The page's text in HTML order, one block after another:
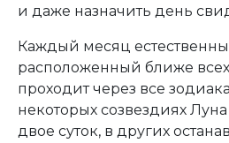
и даже назначить день
Каждый месяц
расположенный ближе
проходит через все
некоторых созвездиях
двое суток, в других